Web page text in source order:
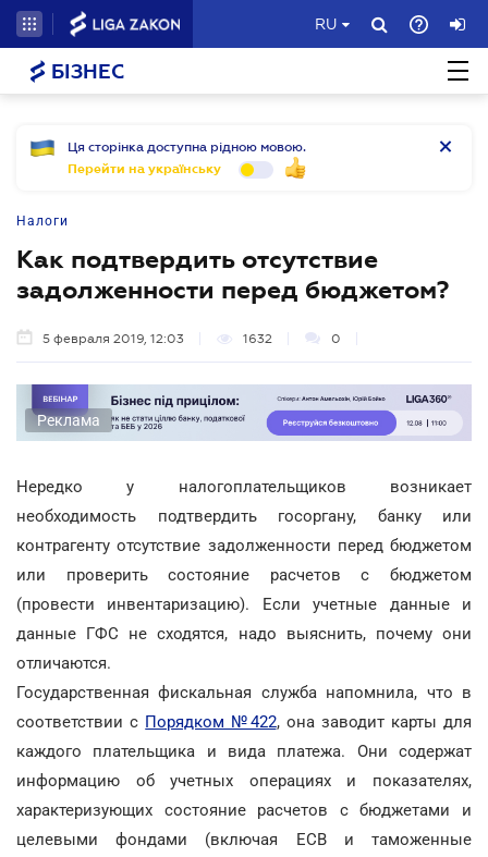
RU
БІЗНЕС
Ця сторінка доступна рідною мовою.
Перейти на українську
Налоги
Как подтвердить отсутствие
задолженности перед бюджетом?
5 февраля 2019, 12:03 1632 0
Реклама
Нередко у налогоплательщиков возникает
необходимость подтвердить госоргану, банку или
контрагенту отсутствие задолженности перед бюджетом
или проверить состояние расчетов с бюджетом
(провести инвентаризацию). Если учетные данные и
данные ГФС не сходятся, надо выяснить, почему они
отличаются.
Государственная фискальная служба напомнила, что в
соответствии с Порядком №422, она заводит карты для
каждого плательщика и вида платежа. Они содержат
информацию об учетных операциях и показателях,
характеризующих состояние расчетов с бюджетами и
целевыми фондами (включая ЕСВ и таможенные